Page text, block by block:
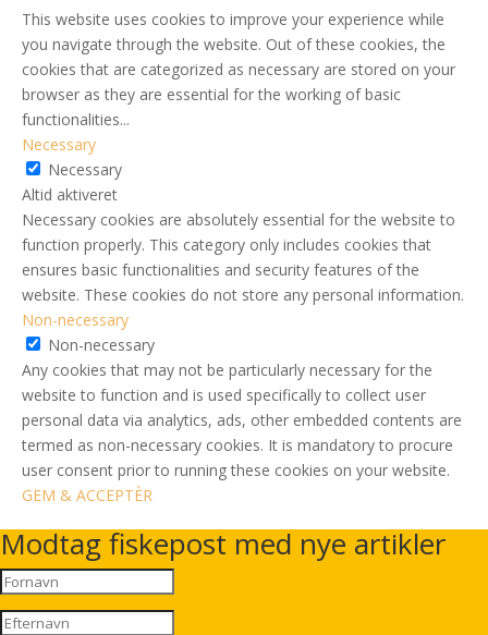
This website uses cookies to improve your experience while
you navigate through the website. Out of these cookies, the
cookies that are categorized as necessary are stored on your
browser as they are essential for the working of basic
functionalities...
Necessary
Necessary
Altid aktiveret
Necessary cookies are absolutely essential for the website to
function properly. This category only includes cookies that
ensures basic functionalities and security features of the
website. These cookies do not store any personal information.
Non-necessary
Non-necessary
Any cookies that may not be particularly necessary for the
website to function and is used specifically to collect user
personal data via analytics, ads, other embedded contents are
termed as non-necessary cookies. It is mandatory to procure
user consent prior to running these cookies on your website.
GEM & ACCEPTÈR
Modtag fiskepost med nye artikler